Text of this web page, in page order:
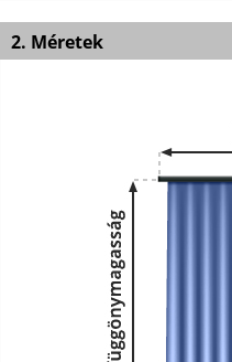
2. Méretek